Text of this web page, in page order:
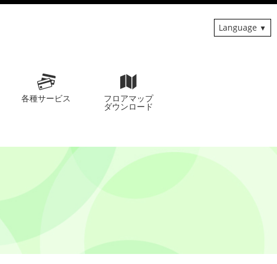
各種サービス フロアマップ
ダウンロード
Language